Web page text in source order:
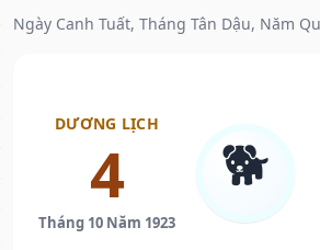
Ngày Canh Tuất, Tháng Tân Dậu, Năm
DƯƠNG LỊCH
4
Tháng 10 Năm 1923
🐕